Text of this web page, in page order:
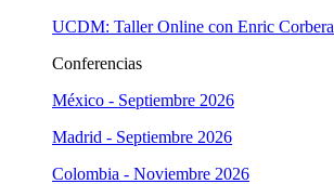
UCDM: Taller Online con Enric Corbera
Conferencias
México - Septiembre 2026
Madrid - Septiembre 2026
Colombia - Noviembre 2026